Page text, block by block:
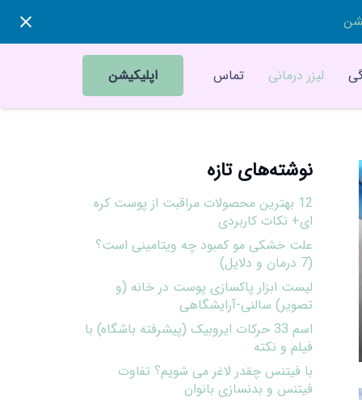
لیزر درمانی تماس اپلیکیشن
نوشته‌های تازه
12 بهترین محصولات مراقبت از پوست کره
ای+ نکات کاربردی
علت خشکی مو کمبود چه ویتامینی است؟
(7 درمان و دلایل)
لیست ابزار پاکسازی پوست در خانه (و
تصویر) سالنی-آرایشگاهی
اسم 33 حرکات ایروبیک (پیشرفته باشگاه) با
فیلم و نکته
با فیتنس چقدر لاغر می شویم؟ تفاوت
فیتنس و بدنسازی بانوان